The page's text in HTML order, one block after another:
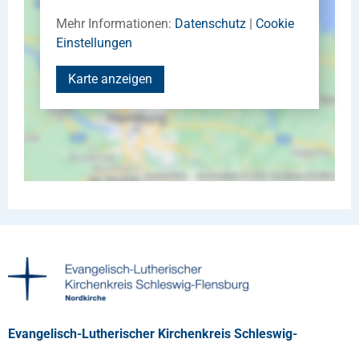
Mehr Informationen: Datenschutz | Cookie
Einstellungen
Karte anzeigen
Evangelisch-Lutherischer Kirchenkreis Schleswig-